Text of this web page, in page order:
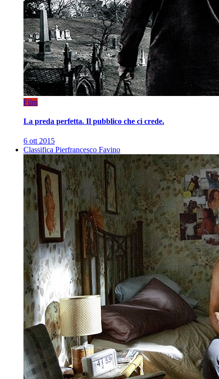
Film
La preda perfetta. Il pubblico che ci crede.
6 ott 2015
Classifica Pierfrancesco Favino